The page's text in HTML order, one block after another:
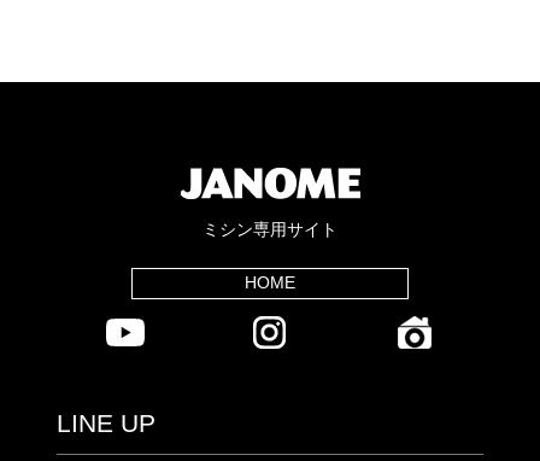
ミシン専用サイト
HOME
LINE UP